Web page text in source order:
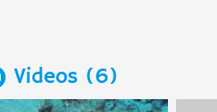
Videos (6)